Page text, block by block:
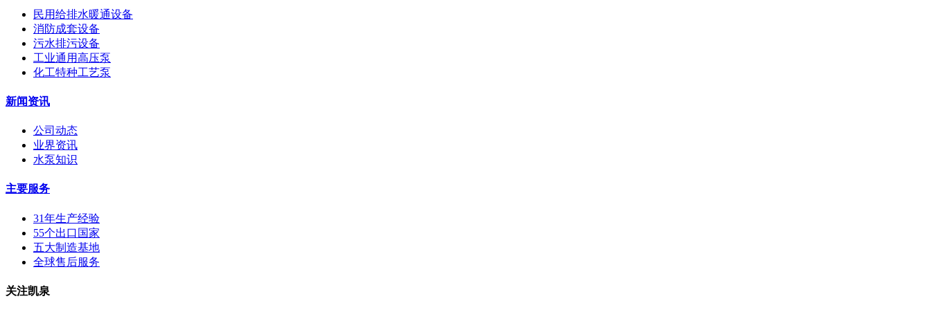
民用给排水暖通设备
消防成套设备
污水排污设备
工业通用高压泵
化工特种工艺泵
新闻资讯
公司动态
业界资讯
水泵知识
主要服务
31年生产经验
55个出口国家
五大制造基地
全球售后服务
关注凯泉